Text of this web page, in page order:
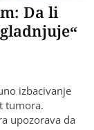
Da li
izbacivanje
tumora.
upozorava da